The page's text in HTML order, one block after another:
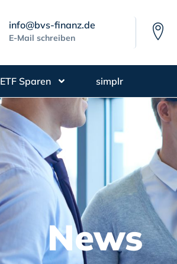
info@bvs-finanz.de
E-Mail schreiben
ETF Sparen simplr
News